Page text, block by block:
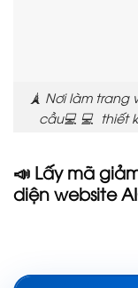
🗼 Nơi làm trang
cầu💻 💻 thiết
📣 Lấy mã
diện website